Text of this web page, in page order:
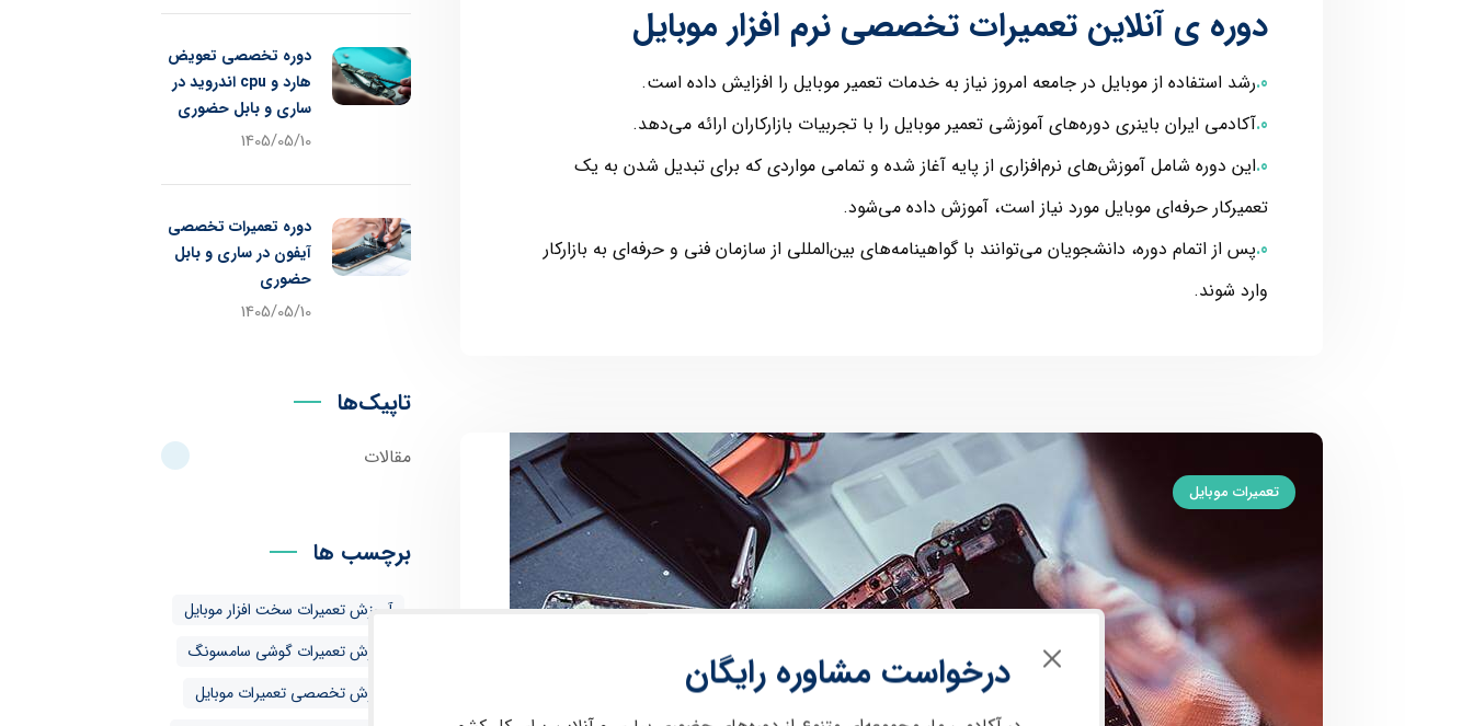
دوره ی آنلاین تعمیرات تخصصی نرم افزار موبایل
رشد استفاده از موبایل در جامعه امروز نیاز به خدمات تعمیر موبایل را افزایش داده است.
آکادمی ایران باینری دوره‌های آموزشی تعمیر موبایل را با تجربیات بازارکاران ارائه می‌دهد.
این دوره شامل آموزش‌های نرم‌افزاری از پایه آغاز شده و تمامی مواردی که برای تبدیل شدن به یک
تعمیرکار حرفه‌ای موبایل مورد نیاز است، آموزش داده می‌شود.
پس از اتمام دوره، دانشجویان می‌توانند با گواهینامه‌های بین‌المللی از سازمان فنی و حرفه‌ای به بازارکار
وارد شوند.
تعمیرات موبایل
دوره تخصصی تعویض
هارد و cpu اندروید در
ساری و بابل حضوری
1405/05/10
دوره تعمیرات تخصصی
آیفون در ساری و بابل
حضوری
1405/05/10
تاپیک‌ها
مقالات
برچسب ها
آموزش تعمیرات سخت افزار موبایل
آموزش تعمیرات گوشی سامسونگ
آموزش تخصصی تعمیرات موبایل
درخواست مشاوره رایگان